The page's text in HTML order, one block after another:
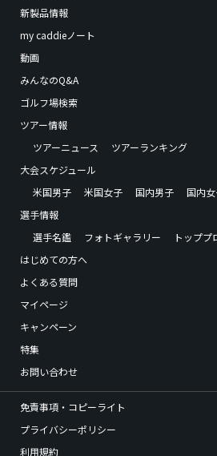
新製品情報
my caddieノート
動画
みんなのQ&A
ゴルフ場検索
ツアー情報
ツアーニュース
ツアーランキング
大会スケジュール
米国男子
米国女子 国内男子
国内
選手情報
選手名鑑
フォトギャラリー
トッププ
はじめての方へ
よくある質問
マイページ
キャンペーン
特集
お問い合わせ
免責事項・コピーライト
プライバシーポリシー
利用規約